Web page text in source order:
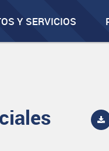
Y SERVICIOS